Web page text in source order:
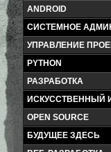
ANDROID
СИСТЕМНОЕ
УПРАВЛЕНИЕ
PYTHON
РАЗРАБОТКА
ИСКУССТВЕННЫЙ
OPEN SOURCE
БУДУЩЕЕ ЗДЕСЬ